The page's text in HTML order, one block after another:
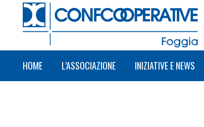
HOME L’ASSOCIAZIONE INIZIATIVE E NEWS